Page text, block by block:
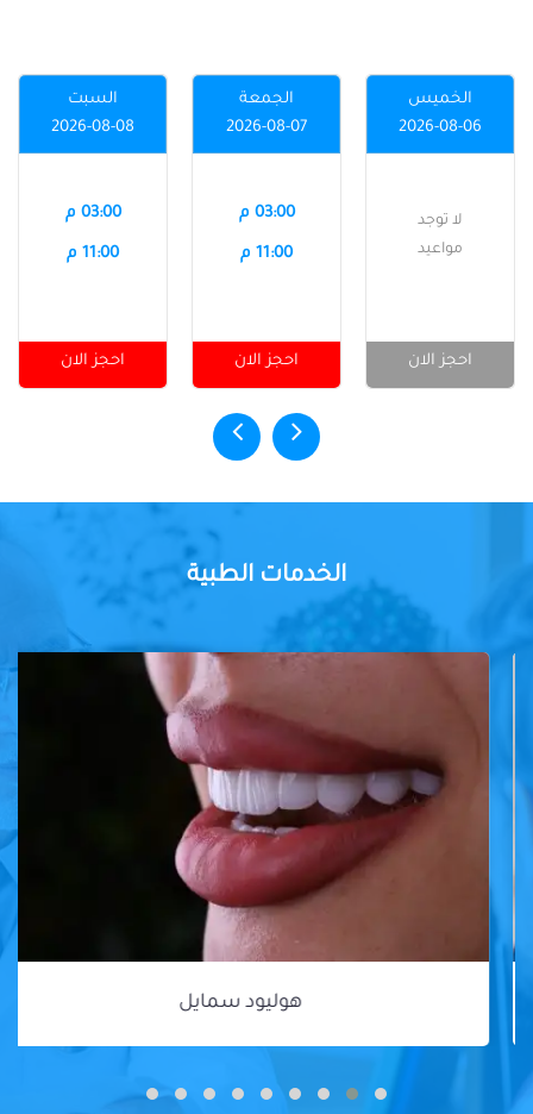
الخميس
2026-08-06
لا توجد
مواعيد
احجز الان
الجمعة
2026-08-07
03:00 م
11:00 م
احجز الان
السبت
2026-08-08
03:00 م
11:00 م
احجز الان
الخدمات الطبية
هوليود سمايل